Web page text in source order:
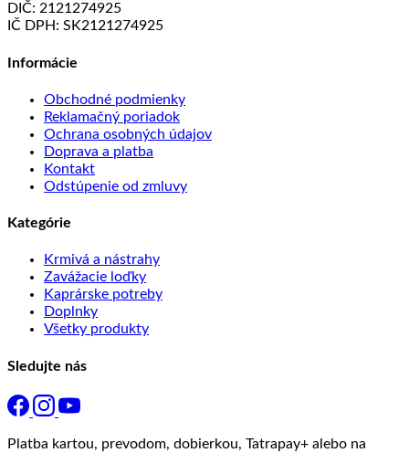
DIČ: 2121274925
IČ DPH: SK2121274925
Informácie
Obchodné podmienky
Reklamačný poriadok
Ochrana osobných údajov
Doprava a platba
Kontakt
Odstúpenie od zmluvy
Kategórie
Krmivá a nástrahy
Zavážacie loďky
Kaprárske potreby
Doplnky
Všetky produkty
Sledujte nás
Platba kartou, prevodom, dobierkou, Tatrapay+ alebo na